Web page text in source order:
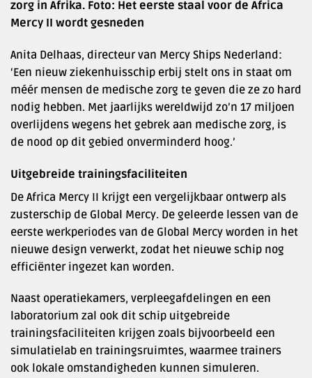
zorg in Afrika. Foto: Het eerste staal voor de Africa
Mercy II wordt gesneden
Anita Delhaas, directeur van Mercy Ships Nederland:
‘Een nieuw ziekenhuisschip erbij stelt ons in staat om
méér mensen de medische zorg te geven die ze zo hard
nodig hebben. Met jaarlijks wereldwijd zo’n 17 miljoen
overlijdens wegens het gebrek aan medische zorg, is
de nood op dit gebied onverminderd hoog.’
Uitgebreide trainingsfaciliteiten
De Africa Mercy II krijgt een vergelijkbaar ontwerp als
zusterschip de Global Mercy. De geleerde lessen van de
eerste werkperiodes van de Global Mercy worden in het
nieuwe design verwerkt, zodat het nieuwe schip nog
efficiënter ingezet kan worden.
Naast operatiekamers, verpleegafdelingen en een
laboratorium zal ook dit schip uitgebreide
trainingsfaciliteiten krijgen zoals bijvoorbeeld een
simulatielab en trainingsruimtes, waarmee trainers
ook lokale omstandigheden kunnen simuleren.